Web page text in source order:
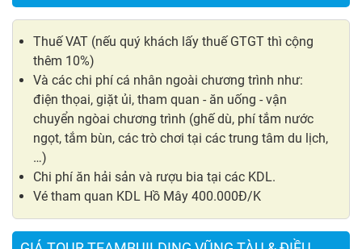
Thuế VAT (nếu quý khách lấy thuế GTGT thì cộng
thêm 10%)
Và các chi phí cá nhân ngoài chương trình như:
điện thọai, giặt ủi, tham quan - ăn uống - vận
chuyển ngòai chương trình (ghế dù, phí tắm nước
ngọt, tắm bùn, các trò chơi tại các trung tâm du lịch,
…)
Chi phí ăn hải sản và rượu bia tại các KDL.
Vé tham quan KDL Hồ Mây 400.000Đ/K